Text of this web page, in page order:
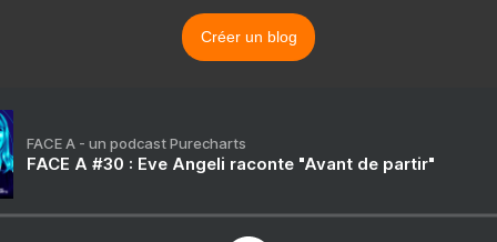
Créer un blog
FACE A - un podcast Purecharts
FACE A #30 : Eve Angeli raconte "Avant de partir"